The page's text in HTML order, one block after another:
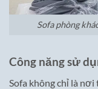
Sofa phòng
Công năng sử
Sofa không chỉ là